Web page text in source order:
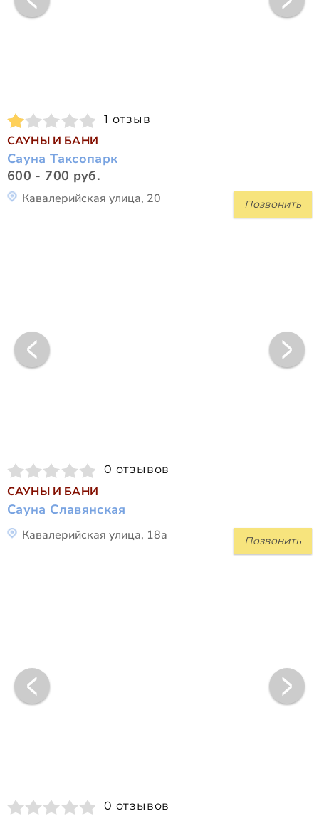
1 отзыв
САУНЫ И БАНИ
Сауна Таксопарк
600 - 700 руб.
Позвонить
Кавалерийская улица, 20
0 отзывов
САУНЫ И БАНИ
Сауна Славянская
Позвонить
Кавалерийская улица, 18а
0 отзывов